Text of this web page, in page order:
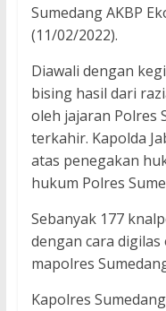
Sumedang AKBP
(11/02/2022).
Diawali dengan
bising hasil dari
oleh jajaran Polres
terkahir. Kapolda
atas penegakan
hukum Polres
Sebanyak 177
dengan cara
mapolres
Kapolres